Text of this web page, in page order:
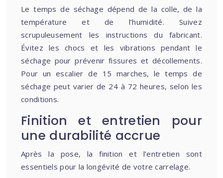
Le temps de séchage dépend de la colle, de la
température et de l’humidité. Suivez
scrupuleusement les instructions du fabricant.
Évitez les chocs et les vibrations pendant le
séchage pour prévenir fissures et décollements.
Pour un escalier de 15 marches, le temps de
séchage peut varier de 24 à 72 heures, selon les
conditions.
Finition et entretien pour
une durabilité accrue
Après la pose, la finition et l’entretien sont
essentiels pour la longévité de votre carrelage.